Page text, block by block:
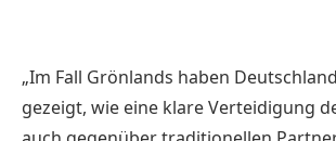
„Im Fall Grönlands haben
gezeigt, wie eine klare Verteidigung